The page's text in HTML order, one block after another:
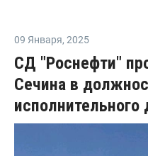
09 Января, 2025
СД "Роснефти"
Сечина в
исполнительного